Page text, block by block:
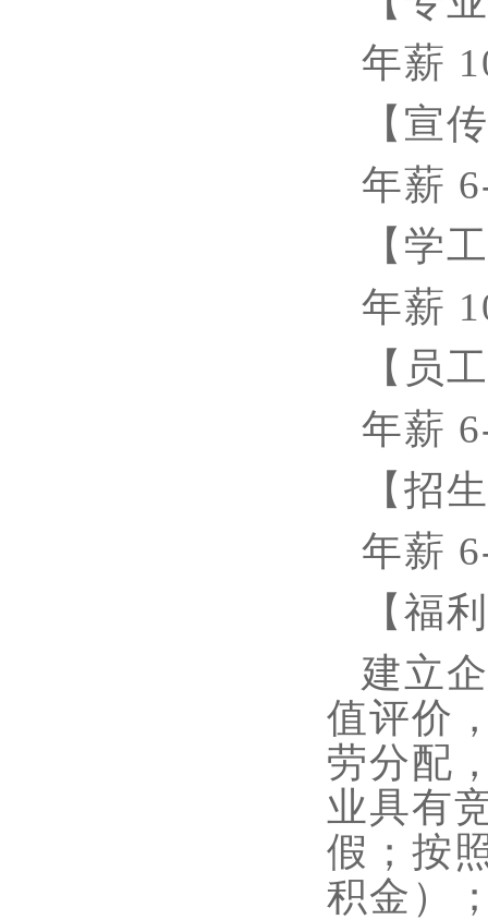
年薪
【宣
年薪
【学
年薪
【员
年薪
【招
年薪
【福
建立
值评价
劳分配
业具有
假；按
积金）